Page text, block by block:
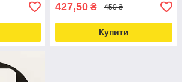
427,50 ₴ 450 ₴
Купити